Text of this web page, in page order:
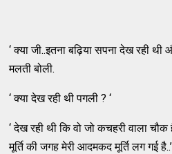
‘ क्या जी..इतना बढ़िया सपना देख रही
मलती बोली.
‘ क्या देख रही थी पगली ? ‘
‘ देख रही थी कि वो जो कचहरी वाला
मूर्ति की जगह मेरी आदमकद मूर्ति लग गई है..’